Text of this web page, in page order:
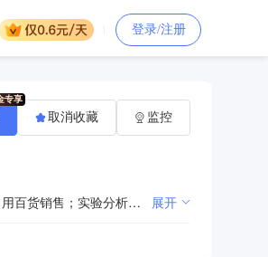
登录/注册
一般项目：计算机软硬件及辅助设备零售；机械设备销售；通讯设备销售；办公用品销售；五金产品零售；办公设备耗材销售；日用百货销售；实验分析仪器销售；专用化学产品销售（不含危险化学品）；家具销售；软件开发；技术服务、技术开发、技术咨询、技术交流、技术转让、技术推广；智能农业管理；第一类医疗器械销售；第二类医疗器械销售；健康咨询服务（不含诊疗服务）；劳务服务（不含劳务派遣）；环境保护监测；生态资源监测；水资源管理；水利相关咨询服务。（除依法须经批准的项目外，凭营业执照依法自主开展经营活动） 展开
取消收藏 监控